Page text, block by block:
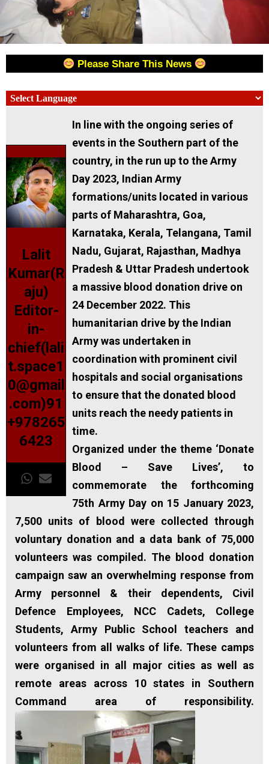
Please Share This News
Lalit
Kumar(R
aju)
Editor-
in-
chief(lali
t.space1
0@gmail
.com)91
+978265
6423
In line with the ongoing series of
events in the Southern part of the
country, in the run up to the Army
Day 2023, Indian Army
formations/units located in various
parts of Maharashtra, Goa,
Karnataka, Kerala, Telangana, Tamil
Nadu, Gujarat, Rajasthan, Madhya
Pradesh & Uttar Pradesh undertook
a massive blood donation drive on
24 December 2022. This
humanitarian drive by the Indian
Army was undertaken in
coordination with prominent civil
hospitals and social organisations
to ensure that the donated blood
units reach the needy patients in
time.
Organized under the theme ‘Donate
Blood – Save Lives’, to
commemorate the forthcoming
75th Army Day on 15 January 2023,
7,500 units of blood were collected through
voluntary donation and a data bank of 75,000
volunteers was compiled. The blood donation
campaign saw an overwhelming response from
Army personnel & their dependents, Civil
Defence Employees, NCC Cadets, College
Students, Army Public School teachers and
volunteers from all walks of life. These camps
were organised in all major cities as well as
remote areas across 10 states in Southern
Command area of responsibility.